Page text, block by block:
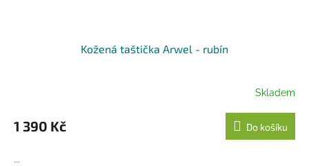
Kožená taštička Arwel - rubín
Skladem
1 390 Kč Do košíku
...